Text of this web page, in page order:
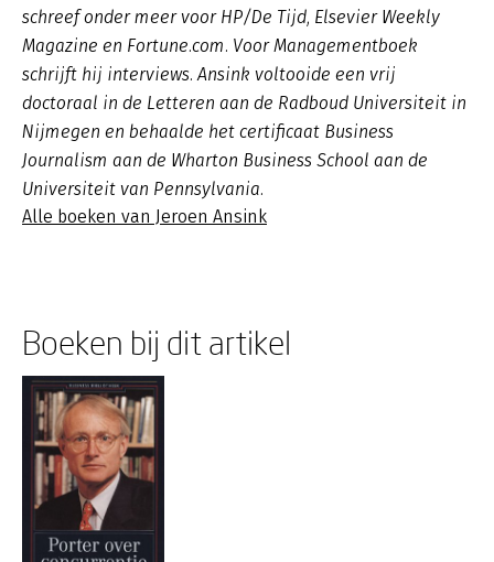
schreef onder meer voor HP/De Tijd, Elsevier Weekly
Magazine en Fortune.com. Voor Managementboek
schrijft hij interviews. Ansink voltooide een vrij
doctoraal in de Letteren aan de Radboud Universiteit in
Nijmegen en behaalde het certificaat Business
Journalism aan de Wharton Business School aan de
Universiteit van Pennsylvania.
Alle boeken van Jeroen Ansink
Boeken bij dit artikel